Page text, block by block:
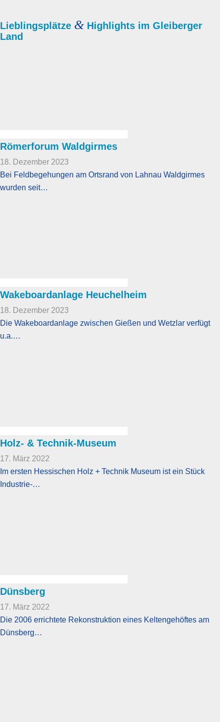
Lieblingsplätze & Highlights im Gleiberger
Land
Römerforum Waldgirmes
18. Dezember 2023
Bei Feldbegehungen am Ortsrand von Lahnau Waldgirmes
wurden seit…
Wakeboardanlage Heuchelheim
18. Dezember 2023
Die Wakeboardanlage zwischen Gießen und Wetzlar verfügt
u.a.…
Holz- & Technik-Museum
17. März 2022
Im ersten Hessischen Holz + Technik Museum ist ein Stück
Industrie-…
Dünsberg
17. März 2022
Die 2006 errichtete Rekonstruktion eines Keltengehöftes am
Dünsberg…